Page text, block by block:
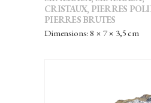
CRISTAUX, PIERRES
PIERRES BRUTES
Dimensions: 8 × 7 × 3,5 cm